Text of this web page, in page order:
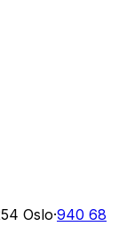
Oslo·940 68